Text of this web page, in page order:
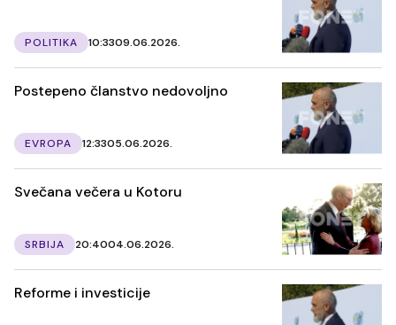
POLITIKA 10:3309.06.2026.
Postepeno članstvo nedovoljno
EVROPA 12:3305.06.2026.
Svečana večera u Kotoru
SRBIJA 20:4004.06.2026.
Reforme i investicije